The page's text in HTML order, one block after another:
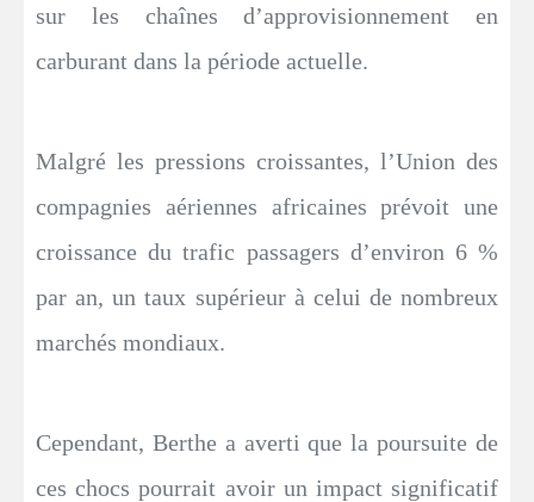
sur les chaînes d’approvisionnement en
carburant dans la période actuelle.
Malgré les pressions croissantes, l’Union des
compagnies aériennes africaines prévoit une
croissance du trafic passagers d’environ 6 %
par an, un taux supérieur à celui de nombreux
marchés mondiaux.
Cependant, Berthe a averti que la poursuite de
ces chocs pourrait avoir un impact significatif